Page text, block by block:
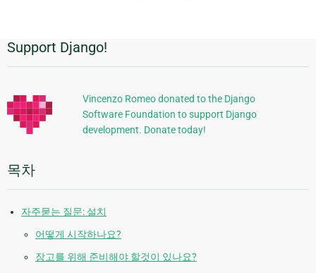
추
가
정
보
Support Django!
Vincenzo Romeo donated to the Django
Software Foundation to support Django
development. Donate today!
목차
자주묻는 질문: 설치
어떻게 시작하나요?
장고를 위해 준비해야 할것이 있나요?